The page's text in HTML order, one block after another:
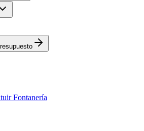
Fontanería